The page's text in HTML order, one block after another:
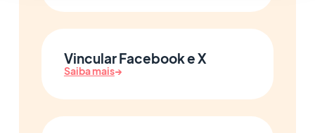
Vincular Facebook e X
Saiba mais→